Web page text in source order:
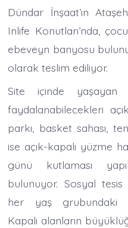
Dündar İnşaat’ın
Inlife Konutları’nda,
ebeveyn banyosu
olarak teslim ediliyor.
Site içinde yaşayan
faydalanabilecekleri
parkı, basket sahası,
ise açık-kapalı yüzme
günü kutlaması
bulunuyor. Sosyal
her yaş grubundaki
Kapalı alanların